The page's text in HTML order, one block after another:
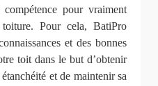
pour vraiment
Pour cela, BatiPro
et des bonnes
toit dans le but d’obtenir
et de maintenir sa